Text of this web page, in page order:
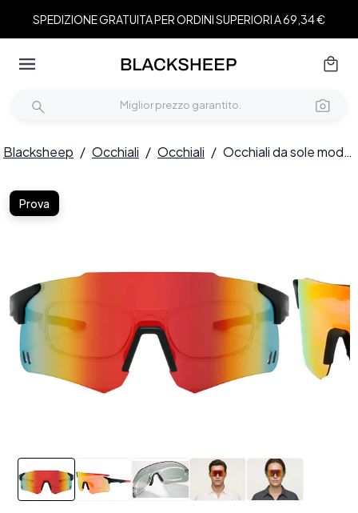
SPEDIZIONE GRATUITA PER ORDINI SUPERIORI A 69,34 €
Blacksheep / Occhiali / Occhiali / Occhiali da sole modello aviatore in plastica nera #BS2426-0003
Prova